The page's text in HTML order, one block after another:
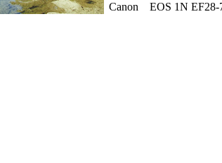
Canon EOS 1N EF28-